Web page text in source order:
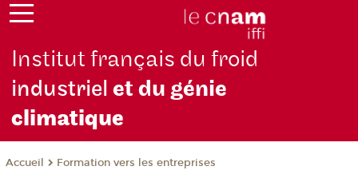
Institut français du froid
industrielet du génie
climatique
Accueil Formation vers les entreprises